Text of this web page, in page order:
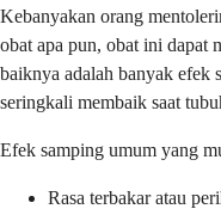
Kebanyakan orang
obat apa pun, obat ini dapat
baiknya adalah banyak efek
seringkali membaik saat
Efek samping umum yang
Rasa terbakar atau